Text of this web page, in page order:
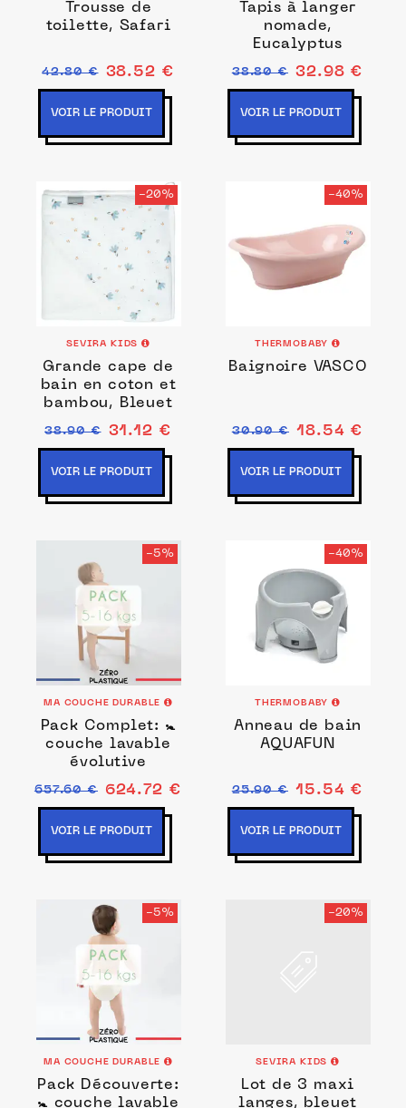
Trousse de
toilette, Safari
42.80 € 38.52 €
VOIR LE PRODUIT
Tapis à langer
nomade,
Eucalyptus
38.80 € 32.98 €
VOIR LE PRODUIT
-20%
SEVIRA KIDS
Grande cape de
bain en coton et
bambou, Bleuet
38.90 € 31.12 €
VOIR LE PRODUIT
-40%
THERMOBABY
Baignoire VASCO
30.90 € 18.54 €
VOIR LE PRODUIT
-5%
MA COUCHE DURABLE
Pack Complet: 🚼
couche lavable
évolutive
657.60 € 624.72 €
VOIR LE PRODUIT
-40%
THERMOBABY
Anneau de bain
AQUAFUN
25.90 € 15.54 €
VOIR LE PRODUIT
-5%
MA COUCHE DURABLE
Pack Découverte:
🚼 couche lavable
-20%
SEVIRA KIDS
Lot de 3 maxi
langes, bleuet